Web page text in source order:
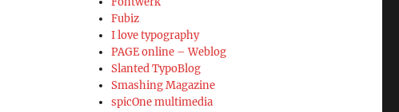
Fubiz
I love typography
PAGE online – Weblog
Slanted TypoBlog
Smashing Magazine
spicOne multimedia